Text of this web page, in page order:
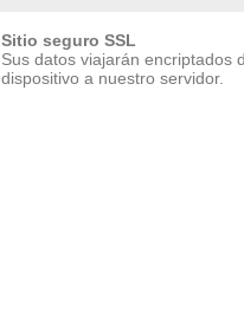
Sitio seguro SSL
Sus datos viajarán encriptados
dispositivo a nuestro servidor.